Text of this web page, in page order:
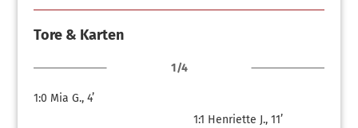
Tore & Karten
1/4
1:0 Mia G., 4’
1:1 Henriette J., 11’